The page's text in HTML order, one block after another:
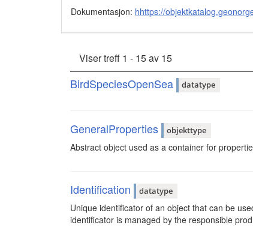
Dokumentasjon: hhttps://
Viser treff 1 - 15 av 15
BirdSpeciesOpenSea datatype
GeneralProperties objekttype
Abstract object used as a container for
Identification datatype
Unique identificator of an object that can be
identificator is managed by the responsible